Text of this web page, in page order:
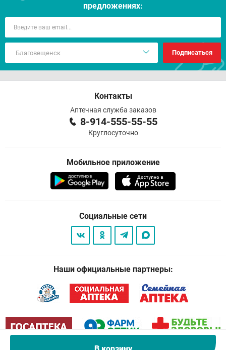
предложениях:
Подписаться
Контакты
Аптечная служба заказов
8-914-555-55-55
Круглосуточно
Мобильное приложение
Социальные сети
Наши официальные партнеры: